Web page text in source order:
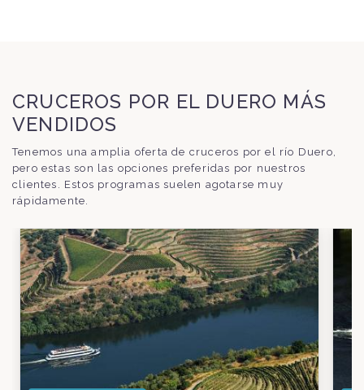
CRUCEROS POR EL DUERO MÁS
VENDIDOS
Tenemos una amplia oferta de cruceros por el río Duero,
pero estas son las opciones preferidas por nuestros
clientes. Estos programas suelen agotarse muy
rápidamente.